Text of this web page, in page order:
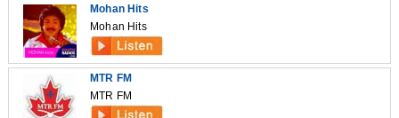
Mohan Hits
Mohan Hits
MTR FM
MTR FM